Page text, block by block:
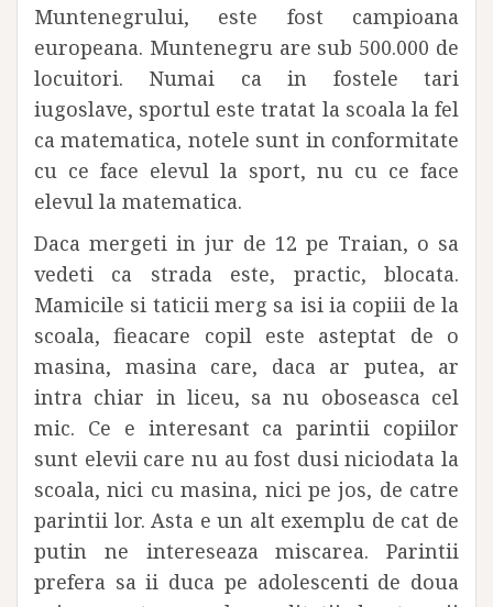
Muntenegrului, este fost campioana
europeana. Muntenegru are sub 500.000 de
locuitori. Numai ca in fostele tari
iugoslave, sportul este tratat la scoala la fel
ca matematica, notele sunt in conformitate
cu ce face elevul la sport, nu cu ce face
elevul la matematica.
Daca mergeti in jur de 12 pe Traian, o sa
vedeti ca strada este, practic, blocata.
Mamicile si taticii merg sa isi ia copiii de la
scoala, fieacare copil este asteptat de o
masina, masina care, daca ar putea, ar
intra chiar in liceu, sa nu oboseasca cel
mic. Ce e interesant ca parintii copiilor
sunt elevii care nu au fost dusi niciodata la
scoala, nici cu masina, nici pe jos, de catre
parintii lor. Asta e un alt exemplu de cat de
putin ne intereseaza miscarea. Parintii
prefera sa ii duca pe adolescenti de doua